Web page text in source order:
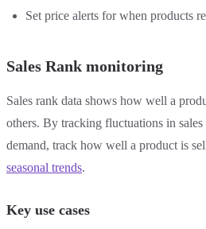
Set price alerts for when products
Sales Rank monitoring
Sales rank data shows how well a
others. By tracking fluctuations in sales
demand, track how well a product is
seasonal trends.
Key use cases